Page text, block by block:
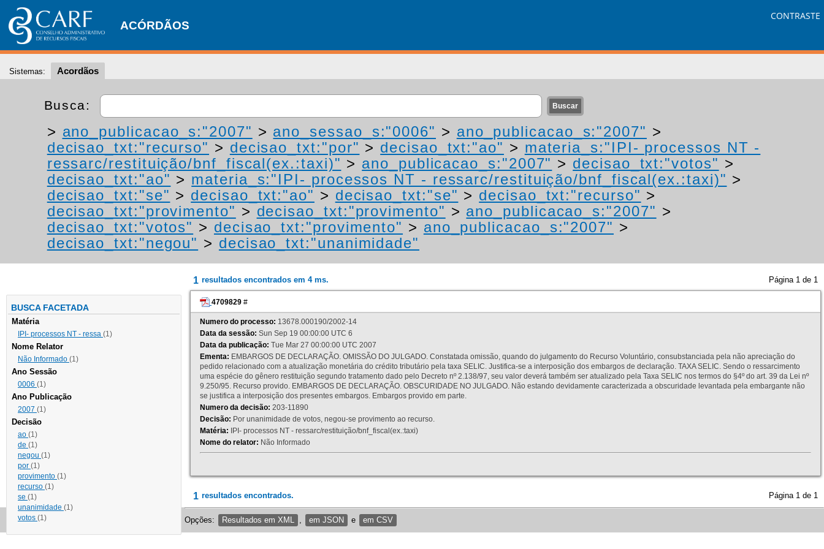
ACÓRDÃOS
CONTRASTE
Sistemas: Acordãos
Busca:
> ano_publicacao_s:"2007" > ano_sessao_s:"0006" > ano_publicacao_s:"2007" >
decisao_txt:"recurso" > decisao_txt:"por" > decisao_txt:"ao" > materia_s:"IPI- processos NT -
ressarc/restituição/bnf_fiscal(ex.:taxi)" > ano_publicacao_s:"2007" > decisao_txt:"votos" >
decisao_txt:"ao" > materia_s:"IPI- processos NT - ressarc/restituição/bnf_fiscal(ex.:taxi)" >
decisao_txt:"se" > decisao_txt:"ao" > decisao_txt:"se" > decisao_txt:"recurso" >
decisao_txt:"provimento" > decisao_txt:"provimento" > ano_publicacao_s:"2007" >
decisao_txt:"votos" > decisao_txt:"provimento" > ano_publicacao_s:"2007" >
decisao_txt:"negou" > decisao_txt:"unanimidade"
BUSCA FACETADA
Matéria
IPI- processos NT - ressa (1)
Nome Relator
Não Informado (1)
Ano Sessão
0006 (1)
Ano Publicação
2007 (1)
Decisão
ao (1)
de (1)
negou (1)
por (1)
provimento (1)
recurso (1)
se (1)
unanimidade (1)
votos (1)
1 resultados encontrados em 4 ms. Página 1 de 1
4709829 #
Numero do processo: 13678.000190/2002-14
Data da sessão: Sun Sep 19 00:00:00 UTC 6
Data da publicação: Tue Mar 27 00:00:00 UTC 2007
Ementa: EMBARGOS DE DECLARAÇÃO. OMISSÃO DO JULGADO. Constatada omissão, quando do julgamento do Recurso Voluntário, consubstanciada pela não apreciação do
pedido relacionado com a atualização monetária do crédito tributário pela taxa SELIC. Justifica-se a interposição dos embargos de declaração. TAXA SELIC. Sendo o ressarcimento
uma espécie do gênero restituição segundo tratamento dado pelo Decreto nº 2.138/97, seu valor deverá também ser atualizado pela Taxa SELIC nos termos do §4º do art. 39 da Lei nº
9.250/95. Recurso provido. EMBARGOS DE DECLARAÇÃO. OBSCURIDADE NO JULGADO. Não estando devidamente caracterizada a obscuridade levantada pela embargante não
se justifica a interposição dos presentes embargos. Embargos provido em parte.
Numero da decisão: 203-11890
Decisão: Por unanimidade de votos, negou-se provimento ao recurso.
Matéria: IPI- processos NT - ressarc/restituição/bnf_fiscal(ex.:taxi)
Nome do relator: Não Informado
1 resultados encontrados. Página 1 de 1
Opções: Resultados em XML em JSON e em CSV